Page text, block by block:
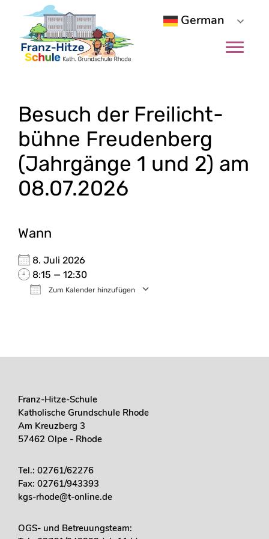
German
Besuch der Frei­licht­
büh­ne Freu­den­berg
(Jahr­gän­ge 1 und 2) am
08.07.2026
Wann
8. Juli 2026
8:15 — 12:30
Zum Kalender hinzufügen
Franz-Hitze-Schule
Katholische Grundschule Rhode
Am Kreuzberg 3
57462 Olpe - Rhode
Tel.: 02761/62276
Fax: 02761/943393
kgs-rhode@t-online.de
OGS- und Betreuungsteam: